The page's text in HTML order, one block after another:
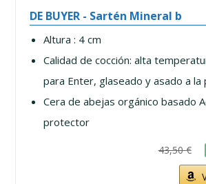
DE BUYER - Sartén Mineral b
Altura : 4 cm
Calidad de cocción: alta
para Enter, glaseado y asado a la
Cera de abejas orgánico basado
protector
43,50 €